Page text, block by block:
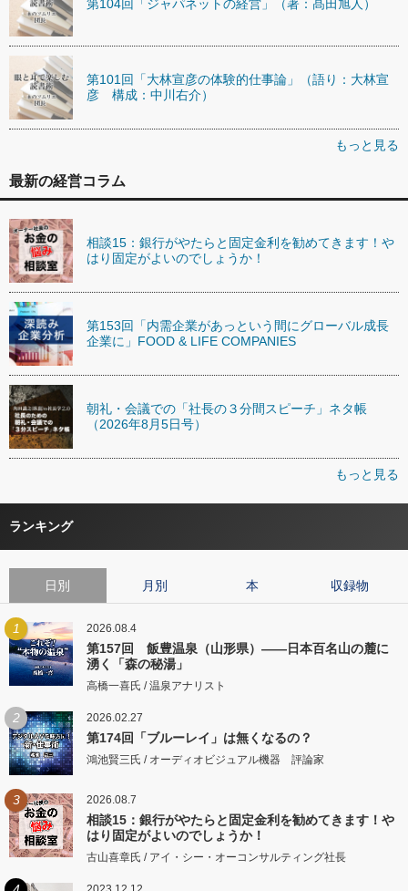
第104回「ジャパネットの経営」（著：髙田旭人）
第101回「大林宣彦の体験的仕事論」（語り：大林宣
彦 構成：中川右介）
もっと見る
最新の経営コラム
相談15：銀行がやたらと固定金利を勧めてきます！や
はり固定がよいのでしょうか！
第153回「内需企業があっという間にグローバル成長
企業に」FOOD & LIFE COMPANIES
朝礼・会議での「社長の３分間スピーチ」ネタ帳
（2026年8月5日号）
もっと見る
ランキング
日別 月別 本 収録物
1 2026.08.4
第157回 飯豊温泉（山形県）――日本百名山の麓に
湧く「森の秘湯」
高橋一喜氏 / 温泉アナリスト
2 2026.02.27
第174回「ブルーレイ」は無くなるの？
鴻池賢三氏 / オーディオビジュアル機器 評論家
3 2026.08.7
相談15：銀行がやたらと固定金利を勧めてきます！や
はり固定がよいのでしょうか！
古山喜章氏 / アイ・シー・オーコンサルティング社長